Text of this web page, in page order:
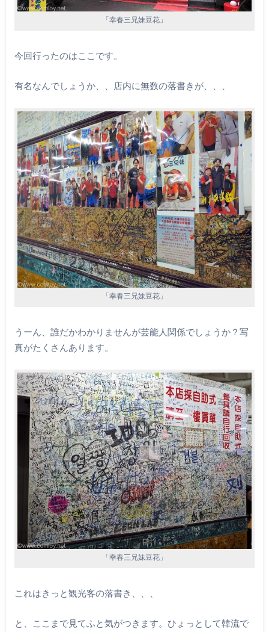
「幸春三兄妹豆花」
今回行ったのはここです。
有名なんでしょうか、、店内に無数の落書きが、、、
「幸春三兄妹豆花」
うーん、誰だかわかりませんが芸能人関係でしょうか？写
真がたくさんあります。
「幸春三兄妹豆花」
これはきっと観光客の落書き、、、
と、ここまで見てふと気がつきます。ひょっとして韓流で